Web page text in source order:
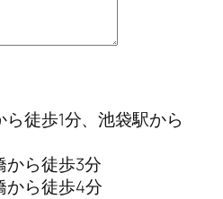
徒歩1分、池袋駅から
から徒歩3分
から徒歩4分